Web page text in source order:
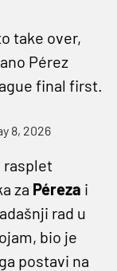
take over,
Pérez
final first.
8, 2026
rasplet
za Péreza i
rad u
bio je
postavi na